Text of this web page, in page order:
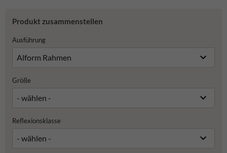
Produkt zusammenstellen
Ausführung
Größe
Reflexionsklasse